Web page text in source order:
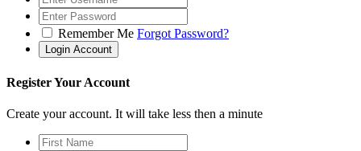
Remember Me Forgot Password?
Register Your Account
Create your account. It will take less then a minute